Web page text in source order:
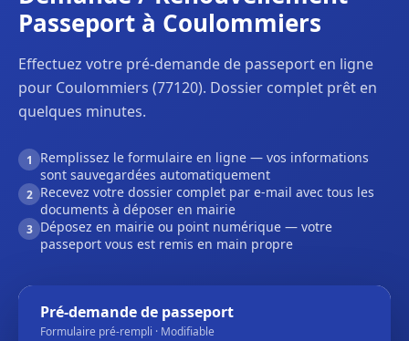
Passeport à Coulommiers
Effectuez votre pré-demande de passeport en ligne
pour Coulommiers (77120). Dossier complet prêt en
quelques minutes.
1
Remplissez le formulaire en ligne — vos informations
sont sauvegardées automatiquement
2 Recevez votre dossier complet par e-mail avec tous les
documents à déposer en mairie
3 Déposez en mairie ou point numérique — votre
passeport vous est remis en main propre
Pré-demande de passeport
Formulaire pré-rempli · Modifiable